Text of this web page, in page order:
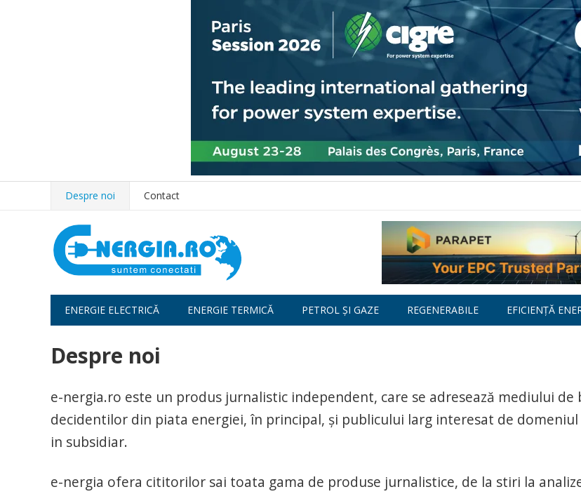
Despre noi Contact
ENERGIE ELECTRICĂ ENERGIE TERMICĂ PETROL ȘI GAZE REGENERABILE EFICIENȚĂ
Despre noi
e-nergia.ro este un produs jurnalistic independent, care se adresează mediului de
decidentilor din piata energiei, în principal, şi publicului larg interesat de
in subsidiar.
e-nergia ofera cititorilor sai toata gama de produse jurnalistice, de la stiri la